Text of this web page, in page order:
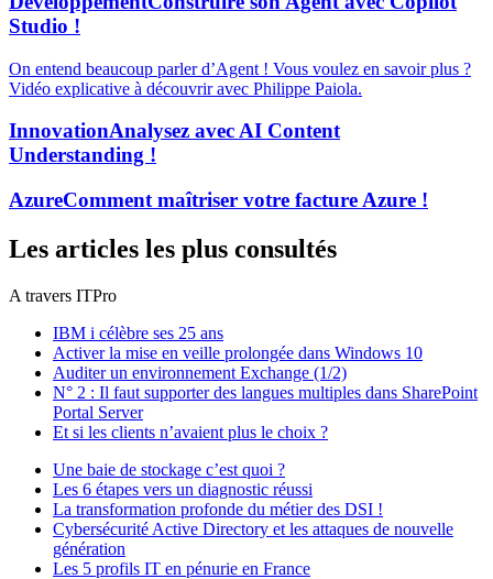
Studio !
On entend beaucoup parler d’Agent ! Vous voulez en savoir plus ?
Vidéo explicative à découvrir avec Philippe Paiola.
InnovationAnalysez avec AI Content
Understanding !
AzureComment maîtriser votre facture Azure !
Les articles les plus consultés
A travers ITPro
IBM i célèbre ses 25 ans
Activer la mise en veille prolongée dans Windows 10
Auditer un environnement Exchange (1/2)
N° 2 : Il faut supporter des langues multiples dans SharePoint
Portal Server
Et si les clients n’avaient plus le choix ?
Une baie de stockage c’est quoi ?
Les 6 étapes vers un diagnostic réussi
La transformation profonde du métier des DSI !
Cybersécurité Active Directory et les attaques de nouvelle
génération
Les 5 profils IT en pénurie en France